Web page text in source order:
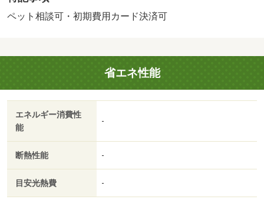
望に合わせた方法（店頭、オンライン等）で物件をご提案
ペット相談可・初期費用カード決済可
省エネ性能
エネルギー消費性
能
-
断熱性能 -
目安光熱費 -